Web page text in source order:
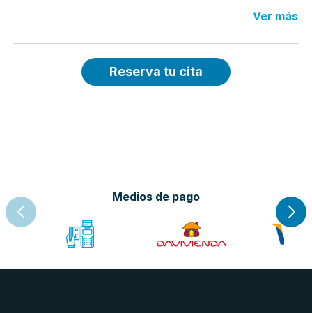
Ver más
Reserva tu cita
Medios de pago